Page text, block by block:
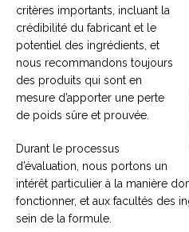
critères importants, incluant la
crédibilité du fabricant et le
potentiel des ingrédients, et
nous recommandons toujours
des produits qui sont en
mesure d’apporter une perte
de poids sûre et prouvée.
Durant le processus
d’évaluation, nous portons un
intérêt particulier à la manière
fonctionner, et aux facultés des
sein de la formule.